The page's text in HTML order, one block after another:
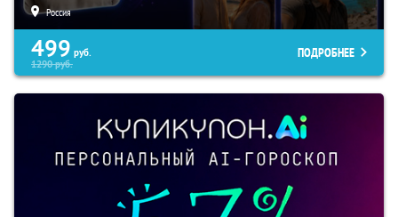
Россия
499 руб.
1290руб.
ПОДРОБНЕЕ